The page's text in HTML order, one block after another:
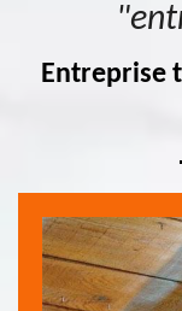
Entreprise